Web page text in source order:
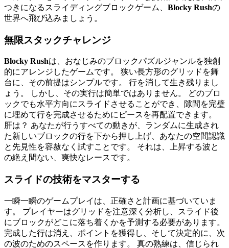
つきになるスライディングブロックゲーム、 Blocky Rushの
世界へ飛び込みましょう。
無限スタックチャレンジ
Blocky Rushは、おなじみのブロックパズルジャンルを独創
的にアレンジしたゲームです。 狭い長方形のグリッドを舞
台に、その前提はシンプルです。 行を消して生き残りまし
ょう。 しかし、その実行は簡単ではありません。 どのブロ
ックでも水平方向にスライドさせることができ、隙間を完璧
に埋めて行を完成させるためにピースを再配置できます。
肝は？ あなたが行うすべての動きが、ランダムに生成され
た新しいブロックの行を下から押し上げ、あなたの空間認識
と先見性を容赦なく試すことです。 それは、上昇する波と
の絶え間ない、爽快なレースです。
スライドの技術をマスターする
一瞬一瞬のゲームプレイは、正確さと計画に基づいていま
す。 プレイヤーはグリッドを注意深く分析し、スライド後
にブロックがどこに落ち着くかを予測する必要があります。
完成した行は消え、ポイントを獲得し、そして決定的に、次
の波のためのスペースを作ります。 真の熟練は、信じられ